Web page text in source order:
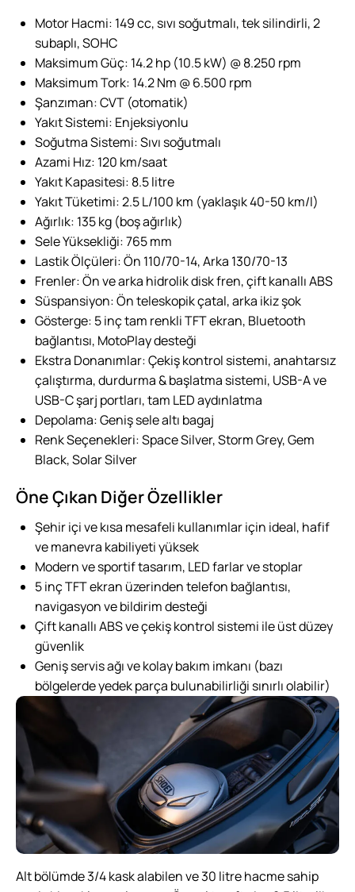
Motor Hacmi: 149 cc, sıvı soğutmalı, tek silindirli, 2
subaplı, SOHC
Maksimum Güç: 14.2 hp (10.5 kW) @ 8.250 rpm
Maksimum Tork: 14.2 Nm @ 6.500 rpm
Şanzıman: CVT (otomatik)
Yakıt Sistemi: Enjeksiyonlu
Soğutma Sistemi: Sıvı soğutmalı
Azami Hız: 120 km/saat
Yakıt Kapasitesi: 8.5 litre
Yakıt Tüketimi: 2.5 L/100 km (yaklaşık 40-50 km/l)
Ağırlık: 135 kg (boş ağırlık)
Sele Yüksekliği: 765 mm
Lastik Ölçüleri: Ön 110/70-14, Arka 130/70-13
Frenler: Ön ve arka hidrolik disk fren, çift kanallı ABS
Süspansiyon: Ön teleskopik çatal, arka ikiz şok
Gösterge: 5 inç tam renkli TFT ekran, Bluetooth
bağlantısı, MotoPlay desteği
Ekstra Donanımlar: Çekiş kontrol sistemi, anahtarsız
çalıştırma, durdurma & başlatma sistemi, USB-A ve
USB-C şarj portları, tam LED aydınlatma
Depolama: Geniş sele altı bagaj
Renk Seçenekleri: Space Silver, Storm Grey, Gem
Black, Solar Silver
Öne Çıkan Diğer Özellikler
Şehir içi ve kısa mesafeli kullanımlar için ideal, hafif
ve manevra kabiliyeti yüksek
Modern ve sportif tasarım, LED farlar ve stoplar
5 inç TFT ekran üzerinden telefon bağlantısı,
navigasyon ve bildirim desteği
Çift kanallı ABS ve çekiş kontrol sistemi ile üst düzey
güvenlik
Geniş servis ağı ve kolay bakım imkanı (bazı
bölgelerde yedek parça bulunabilirliği sınırlı olabilir)
Alt bölümde 3/4 kask alabilen ve 30 litre hacme sahip